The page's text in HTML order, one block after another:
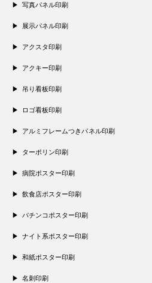
写真パネル印刷
展示パネル印刷
アクスタ印刷
アクキー印刷
吊り看板印刷
ロゴ看板印刷
アルミフレームつきパネル印刷
ターポリン印刷
病院ポスター印刷
飲食店ポスター印刷
パチンコポスター印刷
ナイト系ポスター印刷
和紙ポスター印刷
名刺印刷